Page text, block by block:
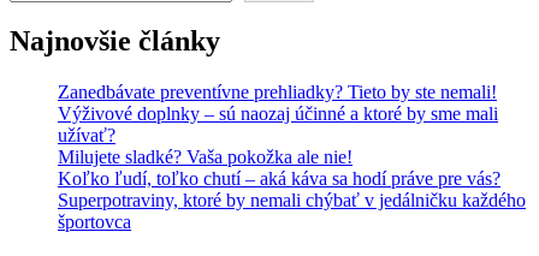
Najnovšie články
Zanedbávate preventívne prehliadky? Tieto by ste nemali!
Výživové doplnky – sú naozaj účinné a ktoré by sme mali
užívať?
Milujete sladké? Vaša pokožka ale nie!
Koľko ľudí, toľko chutí – aká káva sa hodí práve pre vás?
Superpotraviny, ktoré by nemali chýbať v jedálničku každého
športovca